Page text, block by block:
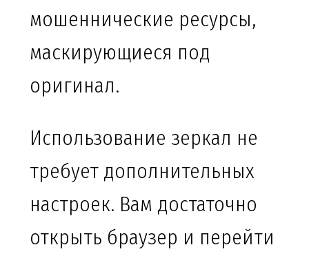
мошеннические ресурсы,
маскирующиеся под
оригинал.
Использование зеркал не
требует дополнительных
настроек. Вам достаточно
открыть браузер и перейти